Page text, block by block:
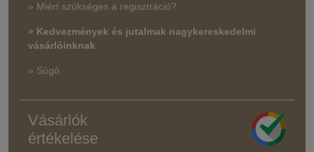
» Miért szükséges a regisztráció?
» Kedvezmények és jutalmak nagykereskedelmi
vásárlóinknak
» Súgó
Vásárlók
értékelése